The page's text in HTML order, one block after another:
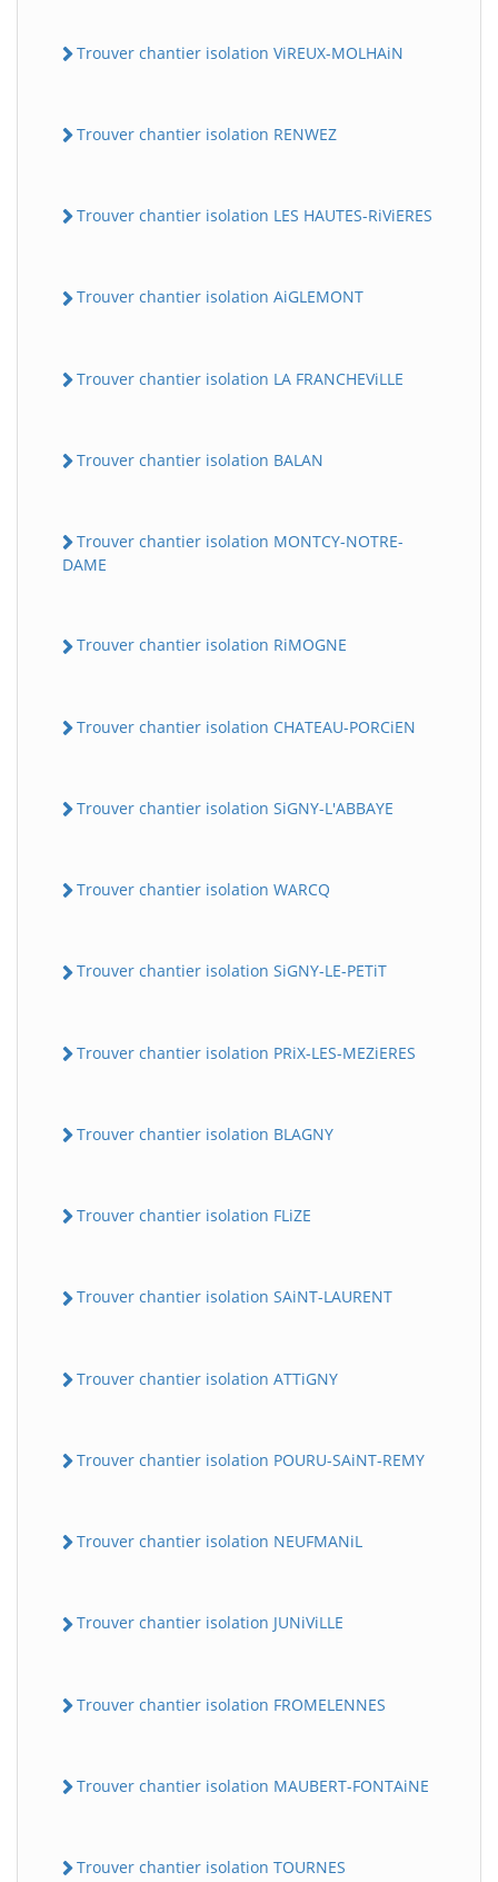
Trouver chantier isolation ViREUX-MOLHAiN
Trouver chantier isolation RENWEZ
Trouver chantier isolation LES HAUTES-RiViERES
Trouver chantier isolation AiGLEMONT
Trouver chantier isolation LA FRANCHEViLLE
Trouver chantier isolation BALAN
Trouver chantier isolation MONTCY-NOTRE-
DAME
Trouver chantier isolation RiMOGNE
Trouver chantier isolation CHATEAU-PORCiEN
Trouver chantier isolation SiGNY-L'ABBAYE
Trouver chantier isolation WARCQ
Trouver chantier isolation SiGNY-LE-PETiT
Trouver chantier isolation PRiX-LES-MEZiERES
Trouver chantier isolation BLAGNY
Trouver chantier isolation FLiZE
Trouver chantier isolation SAiNT-LAURENT
Trouver chantier isolation ATTiGNY
Trouver chantier isolation POURU-SAiNT-REMY
Trouver chantier isolation NEUFMANiL
Trouver chantier isolation JUNiViLLE
Trouver chantier isolation FROMELENNES
Trouver chantier isolation MAUBERT-FONTAiNE
Trouver chantier isolation TOURNES